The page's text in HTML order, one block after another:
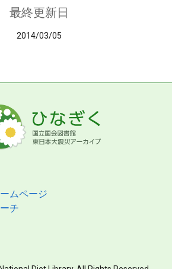
最終更新日
2014/03/05
ムページ
チ